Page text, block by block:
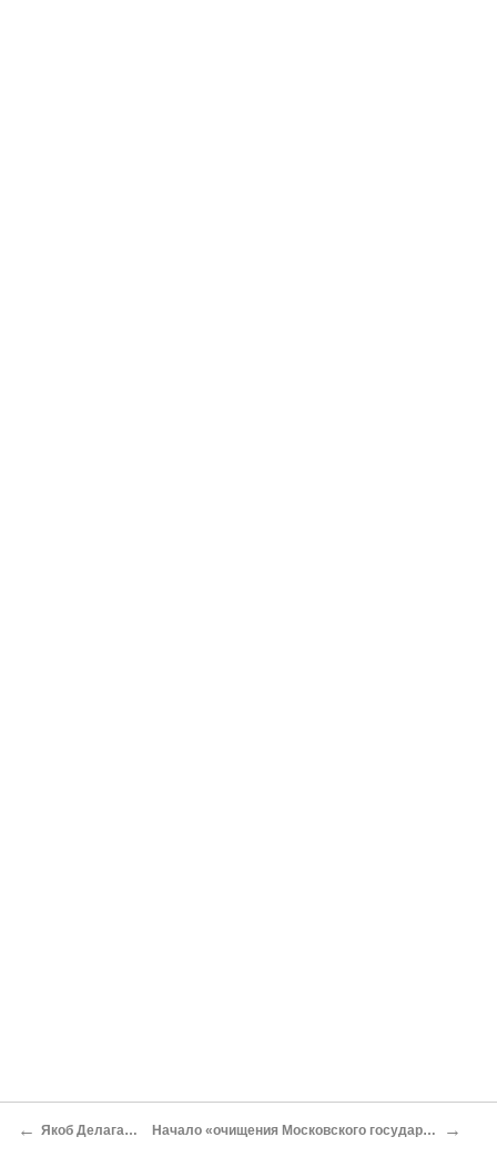
← Якоб Делагарди Начало «очищения Московского государства» →